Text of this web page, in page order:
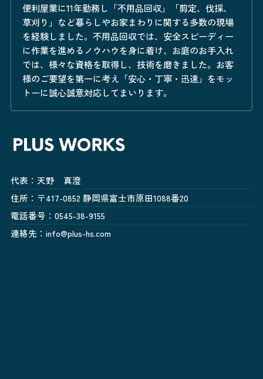
便利屋業に11年勤務し「不用品回収」「剪定、伐採、
草刈り」など暮らしやお家まわりに関する多数の現場
を経験しました。不用品回収では、安全スピーディー
に作業を進めるノウハウを身に着け、お庭のお手入れ
では、様々な資格を取得し、技術を磨きました。お客
様のご要望を第一に考え「安心・丁寧・迅速」をモッ
トーに誠心誠意対応してまいります。
代表：天野 真澄
住所：〒417-0852 静岡県富士市原田1088番20
電話番号：0545-38-9155
連絡先：info@plus-hs.com